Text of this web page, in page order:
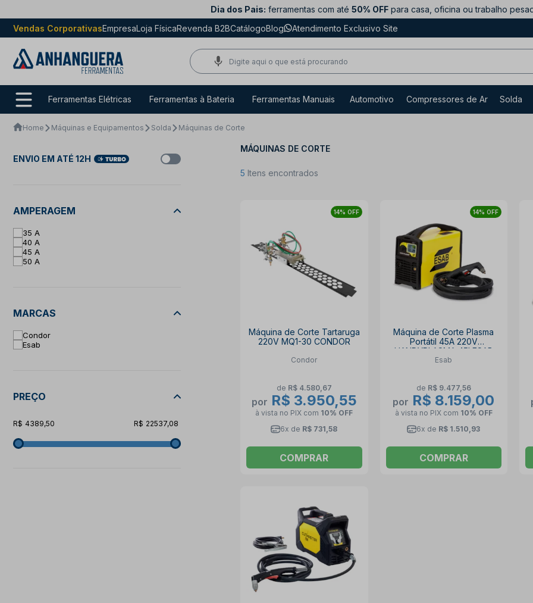
Dia dos Pais: ferramentas com até 50% OFF para casa, oficina ou trabalho
Vendas CorporativasEmpresaLoja FísicaRevenda B2BCatálogoBlog Atendimento Exclusivo Site
Ferramentas Elétricas Ferramentas à Bateria Ferramentas Manuais Automotivo Compressores de Ar Solda
Home Máquinas e Equipamentos Solda Máquinas de Corte
AMPERAGEM
35 A
40 A
45 A
50 A
ENVIO EM ATÉ 12H
MARCAS
Condor
Esab
PREÇO
4389,50 22537,08
MÁQUINAS DE CORTE
5 Itens encontrados
14% OFF
Máquina de Corte Tartaruga
220V MQ1-30 CONDOR
Condor
de R$ 4.580,67
por R$ 3.950,55
à vista no PIX com 10% OFF
6x de R$ 731,58
COMPRAR
14% OFF
Máquina de Corte Plasma
Portátil 45A 220V
HANDYPLASMA 45I ESAB
Esab
de R$ 9.477,56
por R$ 8.159,00
à vista no PIX com 10% OFF
6x de R$ 1.510,93
COMPRAR